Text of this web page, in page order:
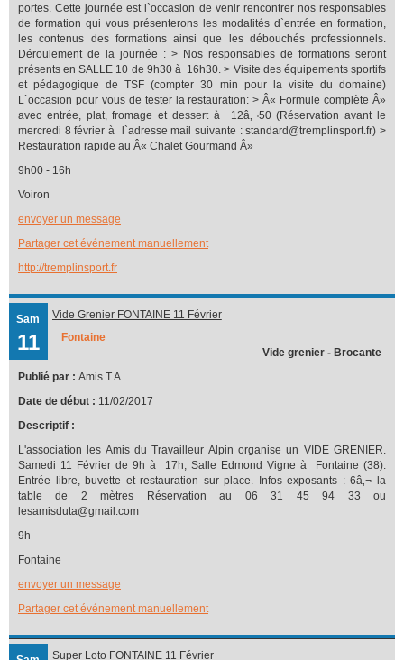
portes. Cette journée est l`occasion de venir rencontrer nos responsables
de formation qui vous présenterons les modalités d`entrée en formation,
les contenus des formations ainsi que les débouchés professionnels.
Déroulement de la journée : > Nos responsables de formations seront
présents en SALLE 10 de 9h30 à 16h30. > Visite des équipements sportifs
et pédagogique de TSF (compter 30 min pour la visite du domaine)
L`occasion pour vous de tester la restauration: > Â« Formule complète Â»
avec entrée, plat, fromage et dessert à 12â‚¬50 (Réservation avant le
mercredi 8 février à l`adresse mail suivante : standard@tremplinsport.fr) >
Restauration rapide au Â« Chalet Gourmand Â»
9h00 - 16h
Voiron
envoyer un message
Partager cet événement manuellement
http://tremplinsport.fr
Sam
11
Vide Grenier FONTAINE 11 Février
Fontaine
Vide grenier - Brocante
Publié par : Amis T.A.
Date de début : 11/02/2017
Descriptif :
L'association les Amis du Travailleur Alpin organise un VIDE GRENIER.
Samedi 11 Février de 9h à 17h, Salle Edmond Vigne à Fontaine (38).
Entrée libre, buvette et restauration sur place. Infos exposants : 6â‚¬ la
table de 2 mètres Réservation au 06 31 45 94 33 ou
lesamisduta@gmail.com
9h
Fontaine
envoyer un message
Partager cet événement manuellement
Super Loto FONTAINE 11 Février